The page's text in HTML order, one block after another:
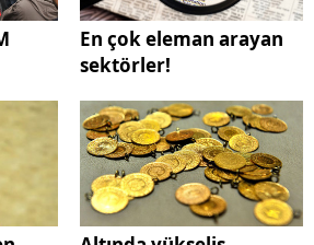
En çok eleman arayan
sektörler!